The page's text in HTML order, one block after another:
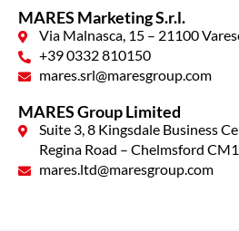
MARES Marketing S.r.l.
Via Malnasca, 15 – 21100
+39 0332 810150
mares.srl@maresgroup.com
MARES Group Limited
Suite 3, 8 Kingsdale Business
Regina Road – Chelmsford
mares.ltd@maresgroup.com